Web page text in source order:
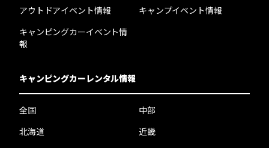
アウトドアイベント情報
キャンピングカーイベント情
報
キャンプイベント情報
キャンピングカーレンタル情報
全国
北海道
中部
近畿